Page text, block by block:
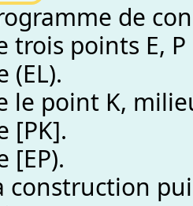
de
trois points E,
(EL).
le point K,
[PK].
[EP).
construction